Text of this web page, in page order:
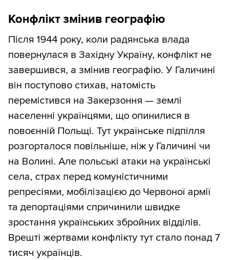
Конфлікт змінив географію
Після 1944 року, коли радянська влада
повернулася в Західну Україну, конфлікт не
завершився, а змінив географію. У Галичині
він поступово стихав, натомість
перемістився на Закерзоння — землі
населенні українцями, що опинилися в
повоєнній Польщі. Тут українське підпілля
розгорталося повільніше, ніж у Галичині чи
на Волині. Але польські атаки на українські
села, страх перед комуністичними
репресіями, мобілізацією до Червоної армії
та депортаціями спричинили швидке
зростання українських збройних відділів.
Врешті жертвами конфлікту тут стало понад 7
тисяч українців.